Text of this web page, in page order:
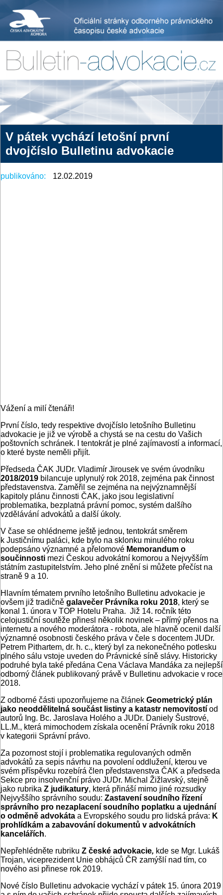
V pátek vychází letošní první
dvojčíslo Bulletinu advokacie
publikováno: 12.02.2019
Vážení a milí čtenáři!
První číslo, tedy respektive dvojčíslo letošního Bulletinu
advokacie je již ve výrobě a chystá se na cestu do Vašich
poštovních schránek. I tentokrát je plné zajímavostí a informací,
o které byste neměli přijít.
Předseda ČAK JUDr. Vladimír Jirousek ve svém úvodníku
2018/2019 bilancuje uplynulý rok 2018, zejména pak činnost
představenstva. Zaměřil se zejména na nejvýznamnější
kapitoly plánu činnosti ČAK, jako jsou legislativní
problematika, bezplatná právní pomoc, systém dalšího
vzdělávání advokátů a další úkoly.
V čase se ohlédneme ještě jednou, tentokrát směrem
k Justičnímu paláci, kde bylo na sklonku minulého roku
podepsáno významné a přelomové Memorandum o
součinnosti mezi Českou advokátní komorou a Nejvyšším
státním zastupitelstvím. Jeho plné znění si můžete přečíst na
straně 9 a 10.
Hlavním tématem prvního letošního Bulletinu advokacie je
ovšem již tradičně galavečer Právníka roku 2018, který se
konal 1. února v TOP Hotelu Praha. Již 14. ročník této
celojustiční soutěže přinesl několik novinek – přímý přenos na
internetu a nového moderátora - robota, ale hlavně ocenil další
významné osobnosti českého práva v čele s docentem JUDr.
Petrem Pithartem, dr. h. c., který byl za nekonečného potlesku
plného sálu vstoje uveden do Právnické síně slávy. Historicky
podruhé byla také předána Cena Václava Mandáka za nejlepší
odborný článek publikovaný právě v Bulletinu advokacie v roce
2018.
Z odborné části upozorňujeme na článek Geometrický plán
jako neoddělitelná součást listiny a katastr nemovitostí od
autorů Ing. Bc. Jaroslava Holého a JUDr. Daniely Šustrové,
LL.M., která mimochodem získala ocenění Právník roku 2018
v kategorii Správní právo.
Za pozornost stojí i problematika regulovaných odměn
advokátů za sepis návrhu na povolení oddlužení, kterou ve
svém příspěvku rozebírá člen představenstva ČAK a předseda
Sekce pro insolvenční právo JUDr. Michal Žižlavský, stejně
jako rubrika Z judikatury, která přináší mimo jiné rozsudky
Nejvyššího správního soudu: Zastavení soudního řízení
správního pro nezaplacení soudního poplatku a ujednání
o odměně advokáta a Evropského soudu pro lidská práva: K
prohlídkám a zabavování dokumentů v advokátních
kancelářích.
Nepřehlédněte rubriku Z české advokacie, kde se Mgr. Lukáš
Trojan, viceprezident Unie obhájců ČR zamýšlí nad tím, co
nového asi přinese rok 2019.
Nové číslo Bulletinu advokacie vychází v pátek 15. února 2019